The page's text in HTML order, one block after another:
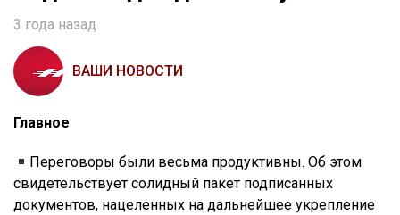
3 года назад
ВАШИ НОВОСТИ
Главное
Переговоры были весьма продуктивны. Об этом
свидетельствует солидный пакет подписанных
документов, нацеленных на дальнейшее укрепление